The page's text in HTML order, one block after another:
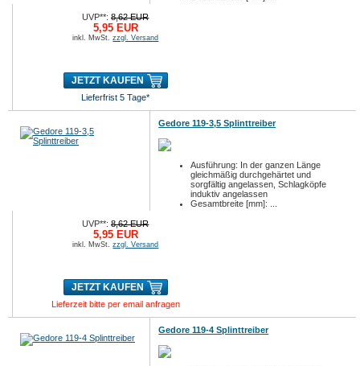
UVP**:8,62 EUR
5,95 EUR
inkl. MwSt.zzgl. Versand
JETZT KAUFEN
Lieferfrist 5 Tage*
Gedore 119-3,5 Splinttreiber
Ausführung: In der ganzen Länge
gleichmäßig durchgehärtet und
sorgfältig angelassen, Schlagköpfe
induktiv angelassen
Gesamtbreite [mm]: ...
UVP**:8,62 EUR
5,95 EUR
inkl. MwSt.zzgl. Versand
JETZT KAUFEN
Lieferzeit bitte per email anfragen
Gedore 119-4 Splinttreiber